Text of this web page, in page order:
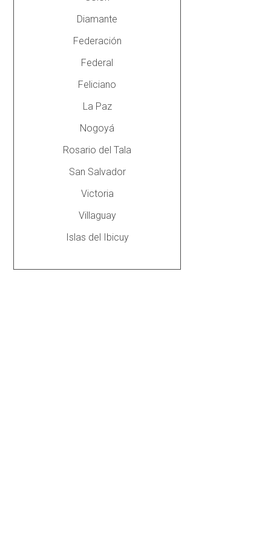
Diamante
Federación
Federal
Feliciano
La Paz
Nogoyá
Rosario del Tala
San Salvador
Victoria
Villaguay
Islas del Ibicuy